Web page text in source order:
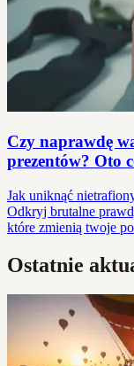
Czy naprawdę
prezentów? Oto
Jak uniknąć
Odkryj brutalne
które zmienią twoje
Ostatnie